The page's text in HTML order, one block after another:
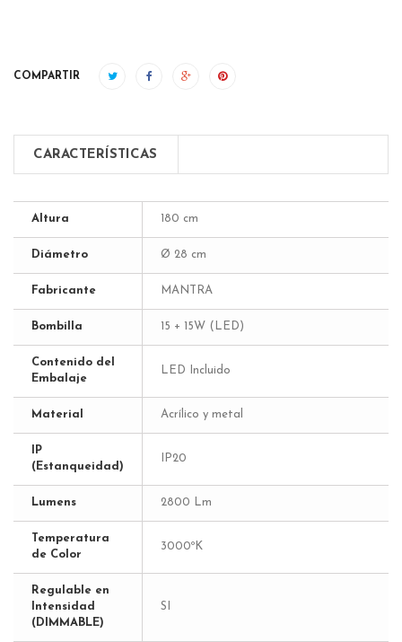
COMPARTIR
CARACTERÍSTICAS
Altura 180 cm
Diámetro Ø 28 cm
Fabricante MANTRA
Bombilla 15 + 15W (LED)
Contenido del
Embalaje
LED Incluido
Material Acrílico y metal
IP
(Estanqueidad)
IP20
Lumens 2800 Lm
Temperatura
de Color
3000ºK
Regulable en
Intensidad
(DIMMABLE)
SI